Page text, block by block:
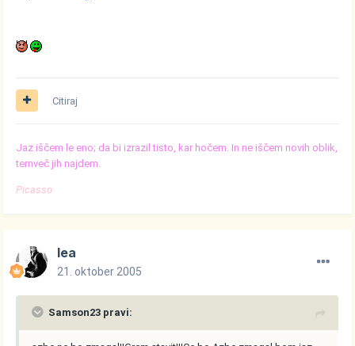
Citiraj
Jaz iščem le eno; da bi izrazil tisto, kar hočem. In ne iščem novih oblik,
temveč jih najdem.
Picasso
lea
21. oktober 2005
Samson23 pravi: